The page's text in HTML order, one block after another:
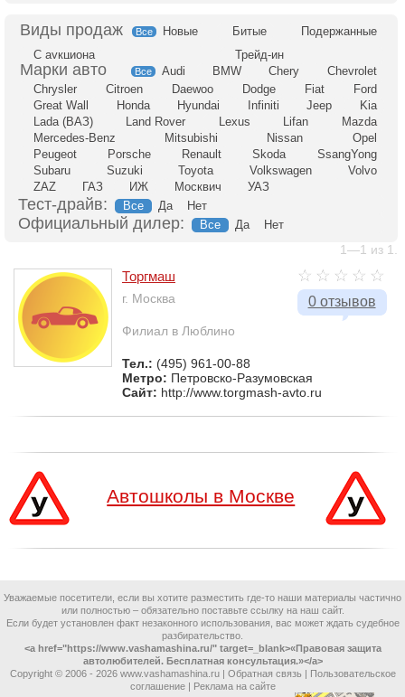
Все Новые Битые
Подержанные
С аукциона
Трейд-ин
Все Audi BMW Chery
Chevrolet
Chrysler
Citroen Daewoo Dodge Fiat
Ford
Great Wall
Honda Hyundai Infiniti Jeep
Kia
Lada (ВАЗ)
Land Rover Lexus Lifan
Mazda
Mercedes-Benz
Mitsubishi Nissan
Opel
Peugeot
Porsche Renault Skoda
SsangYong
Subaru
Suzuki Toyota Volkswagen
Volvo
ZAZ
ГАЗ ИЖ Москвич УАЗ
Тест-драйв: Все Да Нет
Официальный дилер: Все Да Нет
1—1 из 1.
0 отзывов
Торгмаш
г. Москва
Филиал в Люблино
Тел.: (495) 961-00-88
Метро: Петровско-Разумовская
Сайт: http://www.torgmash-avto.ru
Автошколы в Москве
Уважаемые посетители, если вы хотите разместить где-то наши материалы частично
или полностью – обязательно поставьте ссылку на наш сайт.
Если будет установлен факт незаконного использования, вас может ждать судебное
разбирательство.
<a href="https://www.vashamashina.ru/" target=_blank>«Правовая защита
автолюбителей. Бесплатная консультация.»</a>
Copyright © 2006 - 2026 www.vashamashina.ru | Обратная связь | Пользовательское
соглашение| Реклама на сайте